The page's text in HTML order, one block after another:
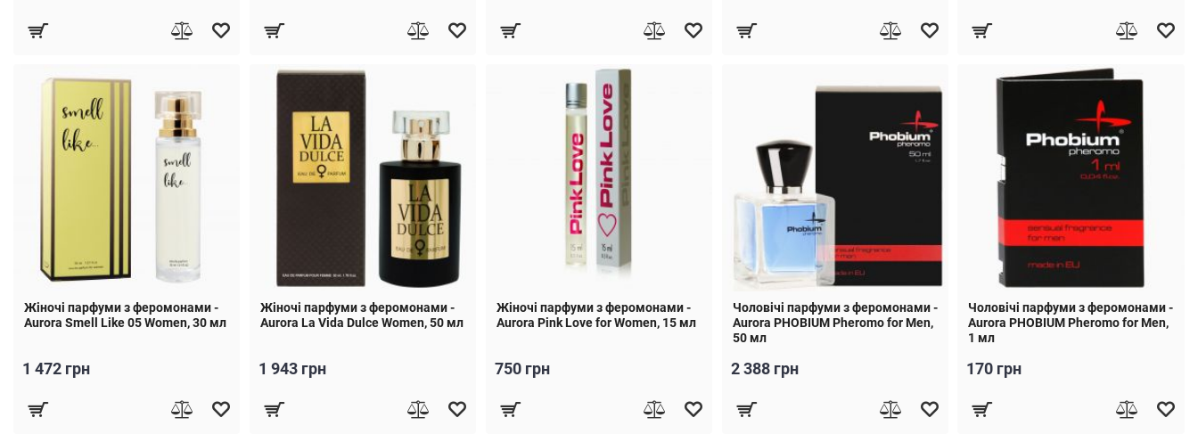
Жіночі парфуми з феромонами -
Aurora Smell Like 05 Women, 30 мл
1 472 грн
Жіночі парфуми з феромонами -
Aurora La Vida Dulce Women, 50 мл
1 943 грн
Жіночі парфуми з феромонами -
Aurora Pink Love for Women, 15 мл
750 грн
Чоловічі парфуми з феромонами -
Aurora PHOBIUM Pheromo for Men,
50 мл
2 388 грн
Чоловічі парфуми з феромонами -
Aurora PHOBIUM Pheromo for Men,
1 мл
170 грн